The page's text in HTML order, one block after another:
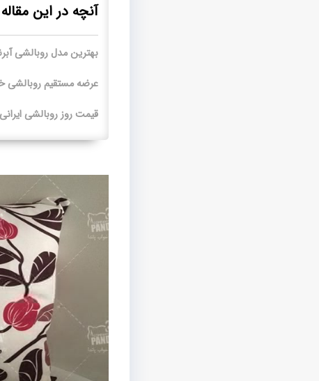
آنچه در این
بهترین مدل روبالشی
عرضه مستقیم روبالشی
قیمت روز روبالشی ایرانی